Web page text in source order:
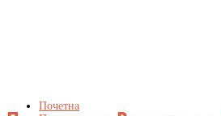
Почетна